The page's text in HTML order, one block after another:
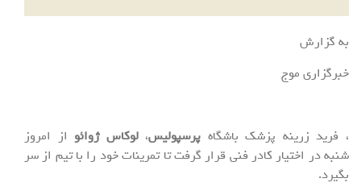
به گزارش
خبرگزاری موج
، فرید زرینه پزشک باشگاه پرسپولیس،لوکاس ژوائواز امروز
شنبه در اختیار کادر فنی قرار گرفت تا تمرینات خود را با تیم از سر
بگیرد.